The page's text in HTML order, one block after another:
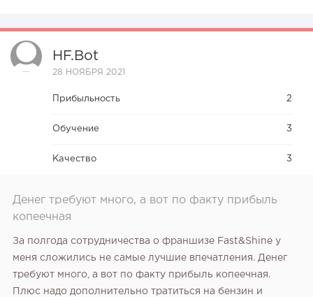
HF.bot
28 НОЯБРЯ 2021
Прибыльность 2
Обучение 3
Качество 3
Денег требуют много, а вот по факту прибыль
копеечная
За полгода сотрудничества о франшизе Fast&Shine у
меня сложились не самые лучшие впечатления. Денег
требуют много, а вот по факту прибыль копеечная.
Плюс надо дополнительно тратиться на бензин и